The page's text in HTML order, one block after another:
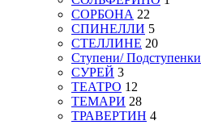
СОРБОНА 22
СПИНЕЛЛИ 5
СТЕЛЛИНЕ 20
Ступени/ Подступенки
СУРЕЙ 3
ТЕАТРО 12
ТЕМАРИ 28
ТРАВЕРТИН 4